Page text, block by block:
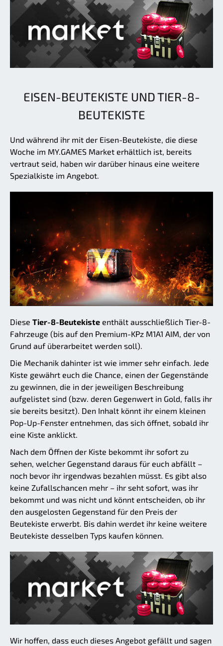
EISEN-BEUTEKISTE UND TIER-8-
BEUTEKISTE
Und während ihr mit der Eisen-Beutekiste, die diese
Woche im MY.GAMES Market erhältlich ist, bereits
vertraut seid, haben wir darüber hinaus eine weitere
Spezialkiste im Angebot.
Diese Tier-8-Beutekiste enthält ausschließlich Tier-8-
Fahrzeuge (bis auf den Premium-KPz M1A1 AIM, der von
Grund auf überarbeitet werden soll).
Die Mechanik dahinter ist wie immer sehr einfach. Jede
Kiste gewährt euch die Chance, einen der Gegenstände
zu gewinnen, die in der jeweiligen Beschreibung
aufgelistet sind (bzw. deren Gegenwert in Gold, falls ihr
sie bereits besitzt). Den Inhalt könnt ihr einem kleinen
Pop-Up-Fenster entnehmen, das sich öffnet, sobald ihr
eine Kiste anklickt.
Nach dem Öffnen der Kiste bekommt ihr sofort zu
sehen, welcher Gegenstand daraus für euch abfällt –
noch bevor ihr irgendwas bezahlen müsst. Es gibt also
keine Zufallschancen mehr – ihr seht sofort, was ihr
bekommt und was nicht und könnt entscheiden, ob ihr
den ausgelosten Gegenstand für den Preis der
Beutekiste erwerbt. Bis dahin werdet ihr keine weitere
Beutekiste desselben Typs kaufen können.
Wir hoffen, dass euch dieses Angebot gefällt und sagen